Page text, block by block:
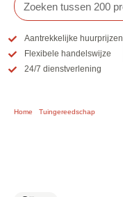
Aantrekkelijke huurprijzen
Flexibele handelswijze
24/7 dienstverlening
Home Tuingereedschap